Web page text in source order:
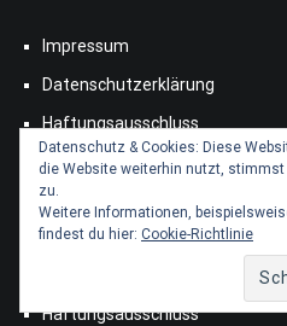
Impressum
Datenschutzerklärung
Haftungsausschluss
Löschanfrage
Impressum
Haftungsausschluss
Datenschutz & Cookies: Diese
die Website weiterhin nutzt,
zu.
Weitere Informationen,
findest du hier: Cookie-Richtlinie